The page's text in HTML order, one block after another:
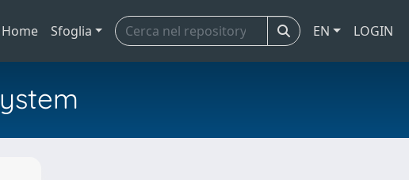
Home Sfoglia EN LOGIN